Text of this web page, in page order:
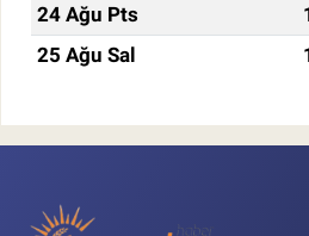
24 Ağu Pts
25 Ağu Sal